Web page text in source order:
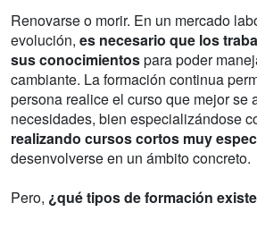
Renovarse o morir. En un mercado
evolución, es necesario que los
sus conocimientospara poder
cambiante. La formación continua
persona realice el curso que mejor se
necesidades, bien especializándose
realizando cursos cortos muy
desenvolverse en un ámbito concreto.
Pero, ¿qué tipos de formación